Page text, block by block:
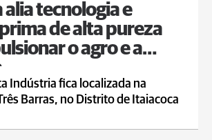
alia tecnologia e
de alta pureza
o agro e a
Indústria fica localizada na
Barras, no Distrito de Itaiacoca